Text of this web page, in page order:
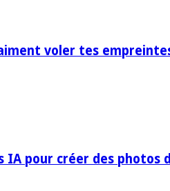
voler tes
IA pour créer des